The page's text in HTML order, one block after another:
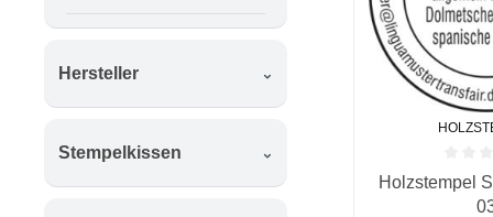
Hersteller
Stempelkissen
Holzstempel